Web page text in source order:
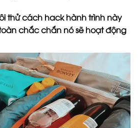
thử cách hack hành trình này
chắc chắn nó sẽ hoạt động